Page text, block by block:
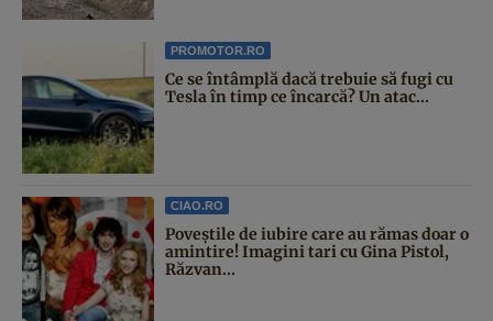
PROMOTOR.RO
Ce se întâmplă dacă trebuie să fugi cu
Tesla în timp ce încarcă? Un atac...
CIAO.RO
Poveştile de iubire care au rămas doar o
amintire! Imagini tari cu Gina Pistol,
Răzvan...